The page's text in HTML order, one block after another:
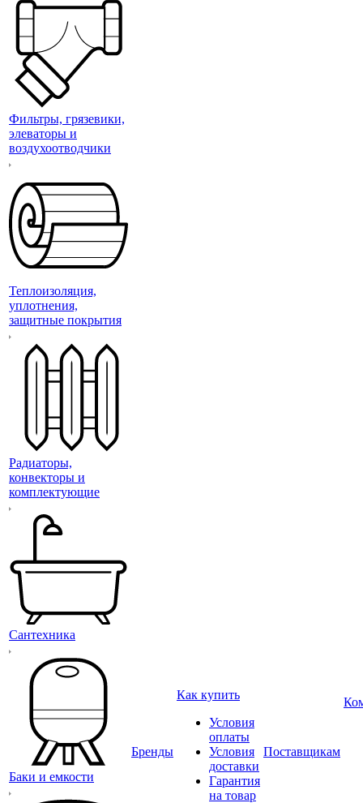
Фильтры, грязевики,
элеваторы и
воздухоотводчики
Теплоизоляция,
уплотнения,
защитные покрытия
Радиаторы,
конвекторы и
комплектующие
Сантехника
Баки и емкости
Бренды
Как купить
Условия
оплаты
Условия
доставки
Гарантия
на товар
Поставщикам